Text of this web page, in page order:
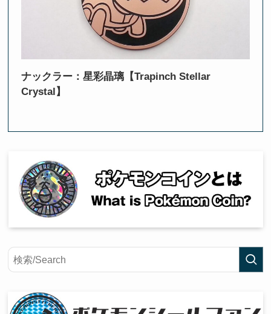
ナックラー：星彩晶璃【Trapinch Stellar
Crystal】